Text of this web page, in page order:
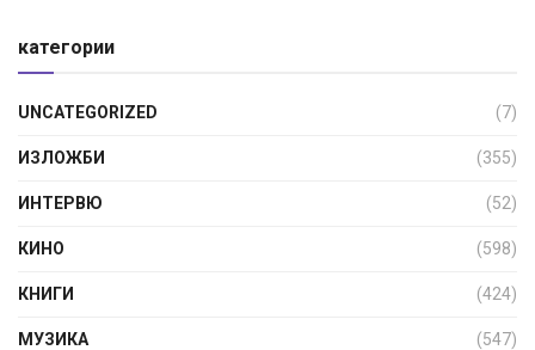
категории
UNCATEGORIZED (7)
ИЗЛОЖБИ (355)
ИНТЕРВЮ (52)
КИНО (598)
КНИГИ (424)
МУЗИКА (547)